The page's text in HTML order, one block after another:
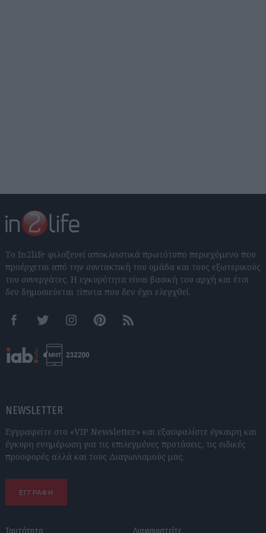
Το In2life φιλοξενεί αποκλειστικά πρωτότυπο περιεχόμενο που
προέρχεται από την συντακτική του ομάδα και τους εξωτερικούς
του συνεργάτες. Η εγκυρότητα είναι βασική του αρχή και έτσι
δεν δημοσιεύεται τίποτα που δεν έχει ελεγχθεί.
FacebookTwitter InstagramPinterestRSS feeds
NEWSLETTER
Εγγραφείτε στο «VIP Newsletter» και εξασφαλίστε έγκαιρη και
έγκυρη ενημέρωση για τις επιλεγμένες προτάσεις, τις ειδικές
προσφορές αλλά και τους Διαγωνισμούς μας.
ΕΓΓΡΑΦΗ
Ταυτότητα Διαφημιστείτε